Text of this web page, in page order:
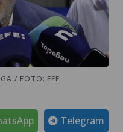
/ FOTO: EFE
Telegram